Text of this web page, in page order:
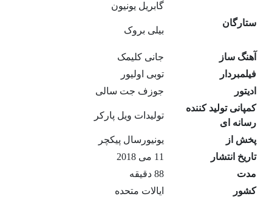
ستارگان
گابریل یونیون
بیلی بروک
آهنگ ساز
جانی کلیمک
فیلمبردار
توبی اولیور
ادیتور
جوزف جت سالی
کمپانی تولید کننده
رسانه ای
تولیدات ویل پارکر
پخش از
یونیورسال پیکچر
تاریخ انتشار
11 می 2018
مدت
88 دقیقه
کشور
ایالات متحده